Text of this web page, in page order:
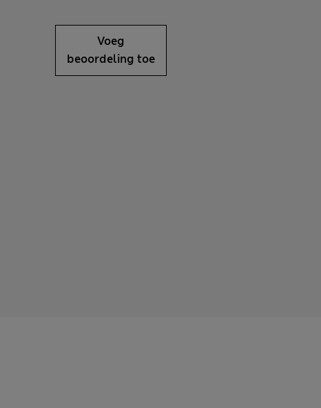
Voeg
beoordeling toe